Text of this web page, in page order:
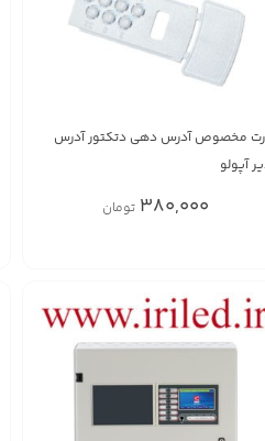
مخصوص آدرس دهی دتکتور آدرس
آپولو
380,000 تومان